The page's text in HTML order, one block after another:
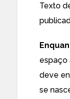
Texto
espaço
deve
se